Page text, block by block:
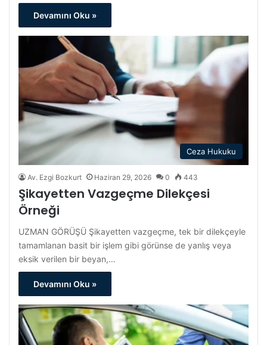
Devamını Oku »
Ceza Hukuku
Av. Ezgi Bozkurt Haziran 29, 2026 0 443
Şikayetten Vazgeçme Dilekçesi
Örneği
UZMAN GÖRÜŞÜ Şikayetten vazgeçme, tek bir dilekçeyle
tamamlanan basit bir işlem gibi görünse de yanlış veya
eksik verilen bir beyan,…
Devamını Oku »